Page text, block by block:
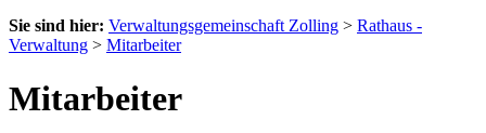
Sie sind hier: Verwaltungsgemeinschaft Zolling > Rathaus -
Verwaltung > Mitarbeiter
Mitarbeiter